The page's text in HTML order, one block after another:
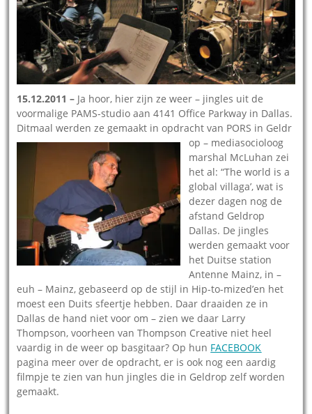
15.12.2011 – Ja hoor, hier zijn ze weer – jingles uit de
voormalige PAMS-studio aan 4141 Office Parkway in Dallas.
Ditmaal werden ze gemaakt in opdracht van PORS in Geldr
op – mediasocioloog
marshal McLuhan zei
het al: “The world is a
global villaga’, wat is
dezer dagen nog de
afstand Geldrop
Dallas. De jingles
werden gemaakt voor
het Duitse station
Antenne Mainz, in –
euh – Mainz, gebaseerd op de stijl in Hip-to-mized’en het
moest een Duits sfeertje hebben. Daar draaiden ze in
Dallas de hand niet voor om – zien we daar Larry
Thompson, voorheen van Thompson Creative niet heel
vaardig in de weer op basgitaar? Op hun FACEBOOK
pagina meer over de opdracht, er is ook nog een aardig
filmpje te zien van hun jingles die in Geldrop zelf worden
gemaakt.